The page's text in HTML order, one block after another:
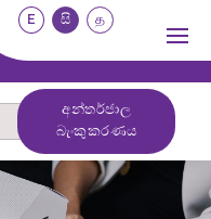
E සි த
අන්තර්ජාල
බැංකුකරණය